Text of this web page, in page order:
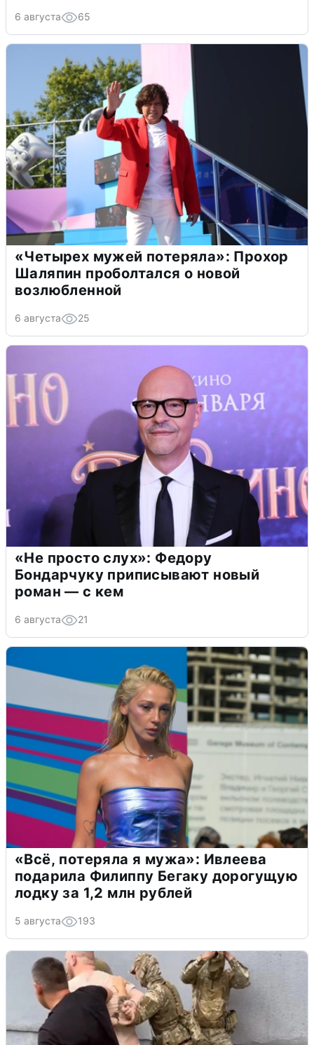
6 августа 65
«Четырех мужей потеряла»: Прохор
Шаляпин проболтался о новой
возлюбленной
6 августа 25
«Не просто слух»: Федору
Бондарчуку приписывают новый
роман — с кем
6 августа 21
«Всё, потеряла я мужа»: Ивлеева
подарила Филиппу Бегаку дорогущую
лодку за 1,2 млн рублей
5 августа 193